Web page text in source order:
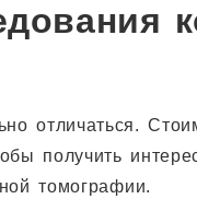
отличаться.
получить
томографии.